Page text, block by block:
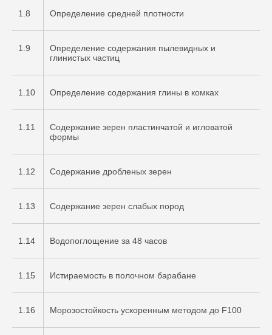
1.8 Определение средней плотности
1.9
Определение содержания пылевидных и
глинистых частиц
1.10 Определение содержания глины в комках
1.11
Содержание зерен пластинчатой и игловатой
формы
1.12 Содержание дробленых зерен
1.13 Содержание зерен слабых пород
1.14 Водопоглощение за 48 часов
1.15 Истираемость в полочном барабане
1.16 Морозостойкость ускоренным методом до F100